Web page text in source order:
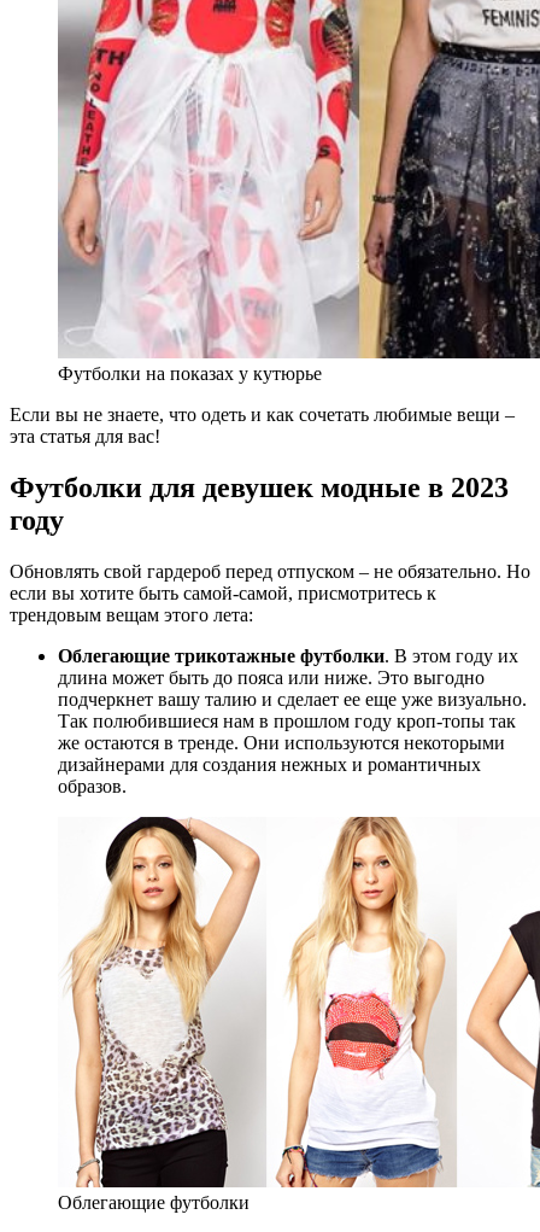
Футболки на показах у кутюрье
Если вы не знаете, что одеть и как сочетать любимые вещи –
эта статья для вас!
Футболки для девушек модные в 2023
году
Обновлять свой гардероб перед отпуском – не обязательно. Но
если вы хотите быть самой-самой, присмотритесь к
трендовым вещам этого лета:
Облегающие трикотажные футболки. В этом году их
длина может быть до пояса или ниже. Это выгодно
подчеркнет вашу талию и сделает ее еще уже визуально.
Так полюбившиеся нам в прошлом году кроп-топы так
же остаются в тренде. Они используются некоторыми
дизайнерами для создания нежных и романтичных
образов.
Облегающие футболки